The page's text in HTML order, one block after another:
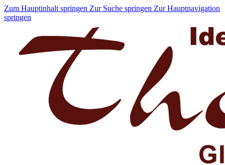
Zum Hauptinhalt springen Zur Suche springen Zur Hauptnavigation
springen